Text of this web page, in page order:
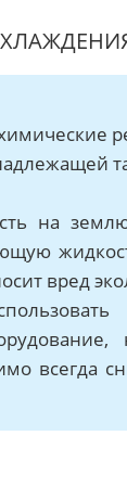
на
вред
всегда